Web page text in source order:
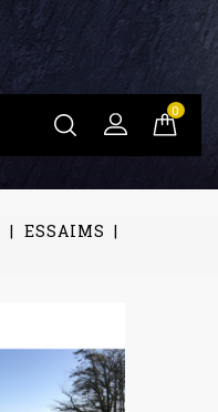
0
ESSAIMS